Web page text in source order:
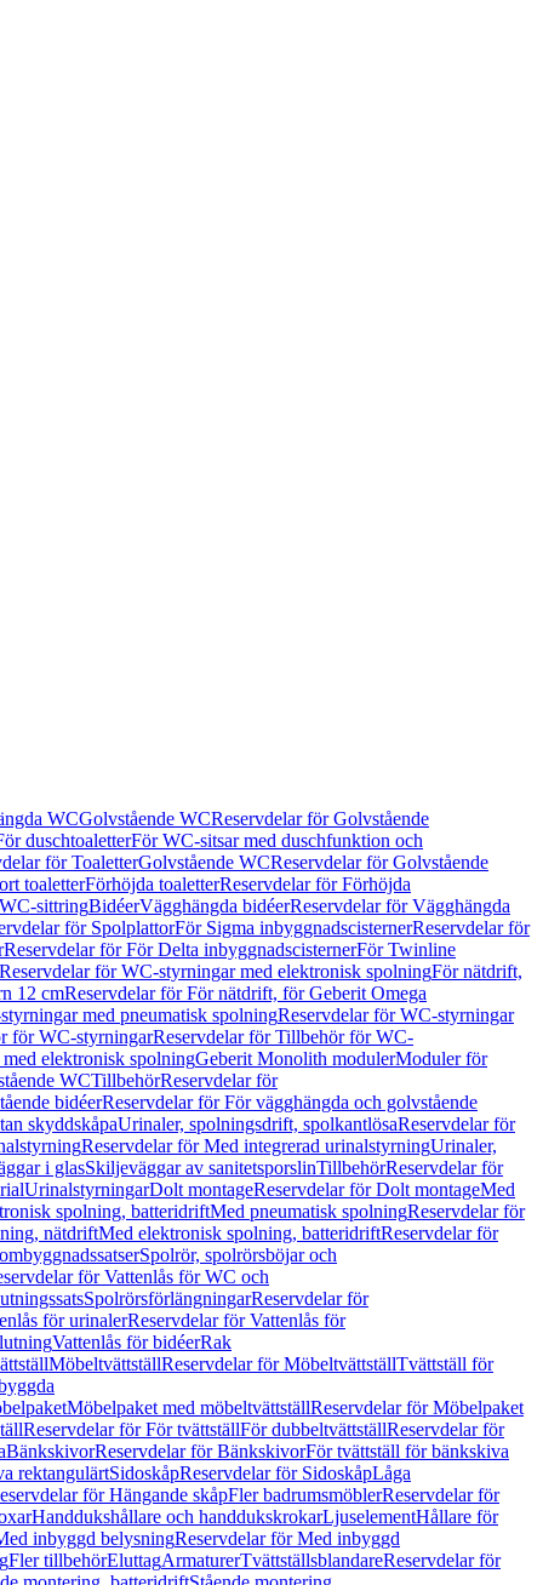
WCGolvstående WCReservdelar för Golvstående
duschtoaletterFör WC-sitsar med duschfunktion och
för ToaletterGolvstående WCReservdelar för Golvstående
toaletterFörhöjda toaletterReservdelar för Förhöjda
sittringBidéerVägghängda bidéerReservdelar för Vägghängda
för SpolplattorFör Sigma inbyggnadscisternerReservdelar för
Reservdelar för För Delta inbyggnadscisternerFör Twinline
Reservdelar för WC-styrningar med elektronisk spolningFör nätdrift,
12 cmReservdelar för För nätdrift, för Geberit Omega
med pneumatisk spolningReservdelar för WC-styrningar
för WC-styrningarReservdelar för Tillbehör för WC-
elektronisk spolningGeberit Monolith modulerModuler för
WCTillbehörReservdelar för
bidéerReservdelar för För vägghängda och golvstående
skyddskåpaUrinaler, spolningsdrift, spolkantlösaReservdelar för
Reservdelar för Med integrerad urinalstyrningUrinaler,
i glasSkiljeväggar av sanitetsporslinTillbehörReservdelar för
UrinalstyrningarDolt montageReservdelar för Dolt montageMed
spolning, batteridriftMed pneumatisk spolningReservdelar för
nätdriftMed elektronisk spolning, batteridriftReservdelar för
Spolrör, spolrörsböjar och
för Vattenlås för WC och
SpolrörsförlängningarReservdelar för
för urinalerReservdelar för Vattenlås för
Vattenlås för bidéerRak
MöbeltvättställReservdelar för MöbeltvättställTvättställ för
Möbelpaket med möbeltvättställReservdelar för Möbelpaket
Reservdelar för För tvättställFör dubbeltvättställReservdelar för
BänkskivorReservdelar för BänkskivorFör tvättställ för bänkskiva
rektangulärtSidoskåpReservdelar för SidoskåpLåga
för Hängande skåpFler badrumsmöblerReservdelar för
Handdukshållare och handdukskrokarLjuselementHållare för
inbyggd belysningReservdelar för Med inbyggd
Fler tillbehörEluttagArmaturerTvättställsblandareReservdelar för